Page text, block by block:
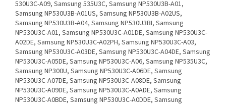
530U3C-A09, Samsung 535U3C, Samsung NP530U3B-A01,
Samsung NP530U3B-A01US, Samsung NP530U3B-A02US,
Samsung NP530U3B-A04, Samsung NP530U3BI, Samsung
NP530U3C-A01, Samsung NP530U3C-A01DE, Samsung NP530U3C-
A02DE, Samsung NP530U3C-A02PH, Samsung NP530U3C-A03,
Samsung NP530U3C-A03DE, Samsung NP530U3C-A04DE, Samsung
NP530U3C-A05DE, Samsung NP530U3C-A06, Samsung NP535U3C,
Samsung NP300U, Samsung NP530U3C-A06DE, Samsung
NP530U3C-A07DE, Samsung NP530U3C-A08DE, Samsung
NP530U3C-A09DE, Samsung NP530U3C-A0ADE, Samsung
NP530U3C-A0BDE, Samsung NP530U3C-A0DDE, Samsung